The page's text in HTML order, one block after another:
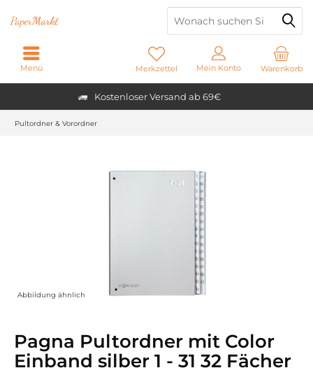
Kostenloser Versand ab 69€
PaperMarkt
Warenkorb
Merkzettel Mein Konto
Menü
Pultordner & Vorordner
Abbildung ähnlich
Pagna Pultordner mit Color
Einband silber 1 - 31 32 Fächer